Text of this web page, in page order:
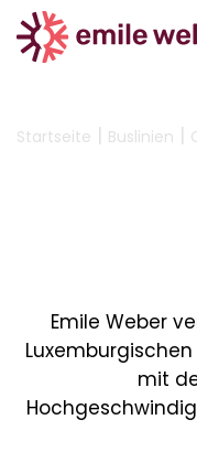
Startseite | Buslinien |
Emile Weber
mit